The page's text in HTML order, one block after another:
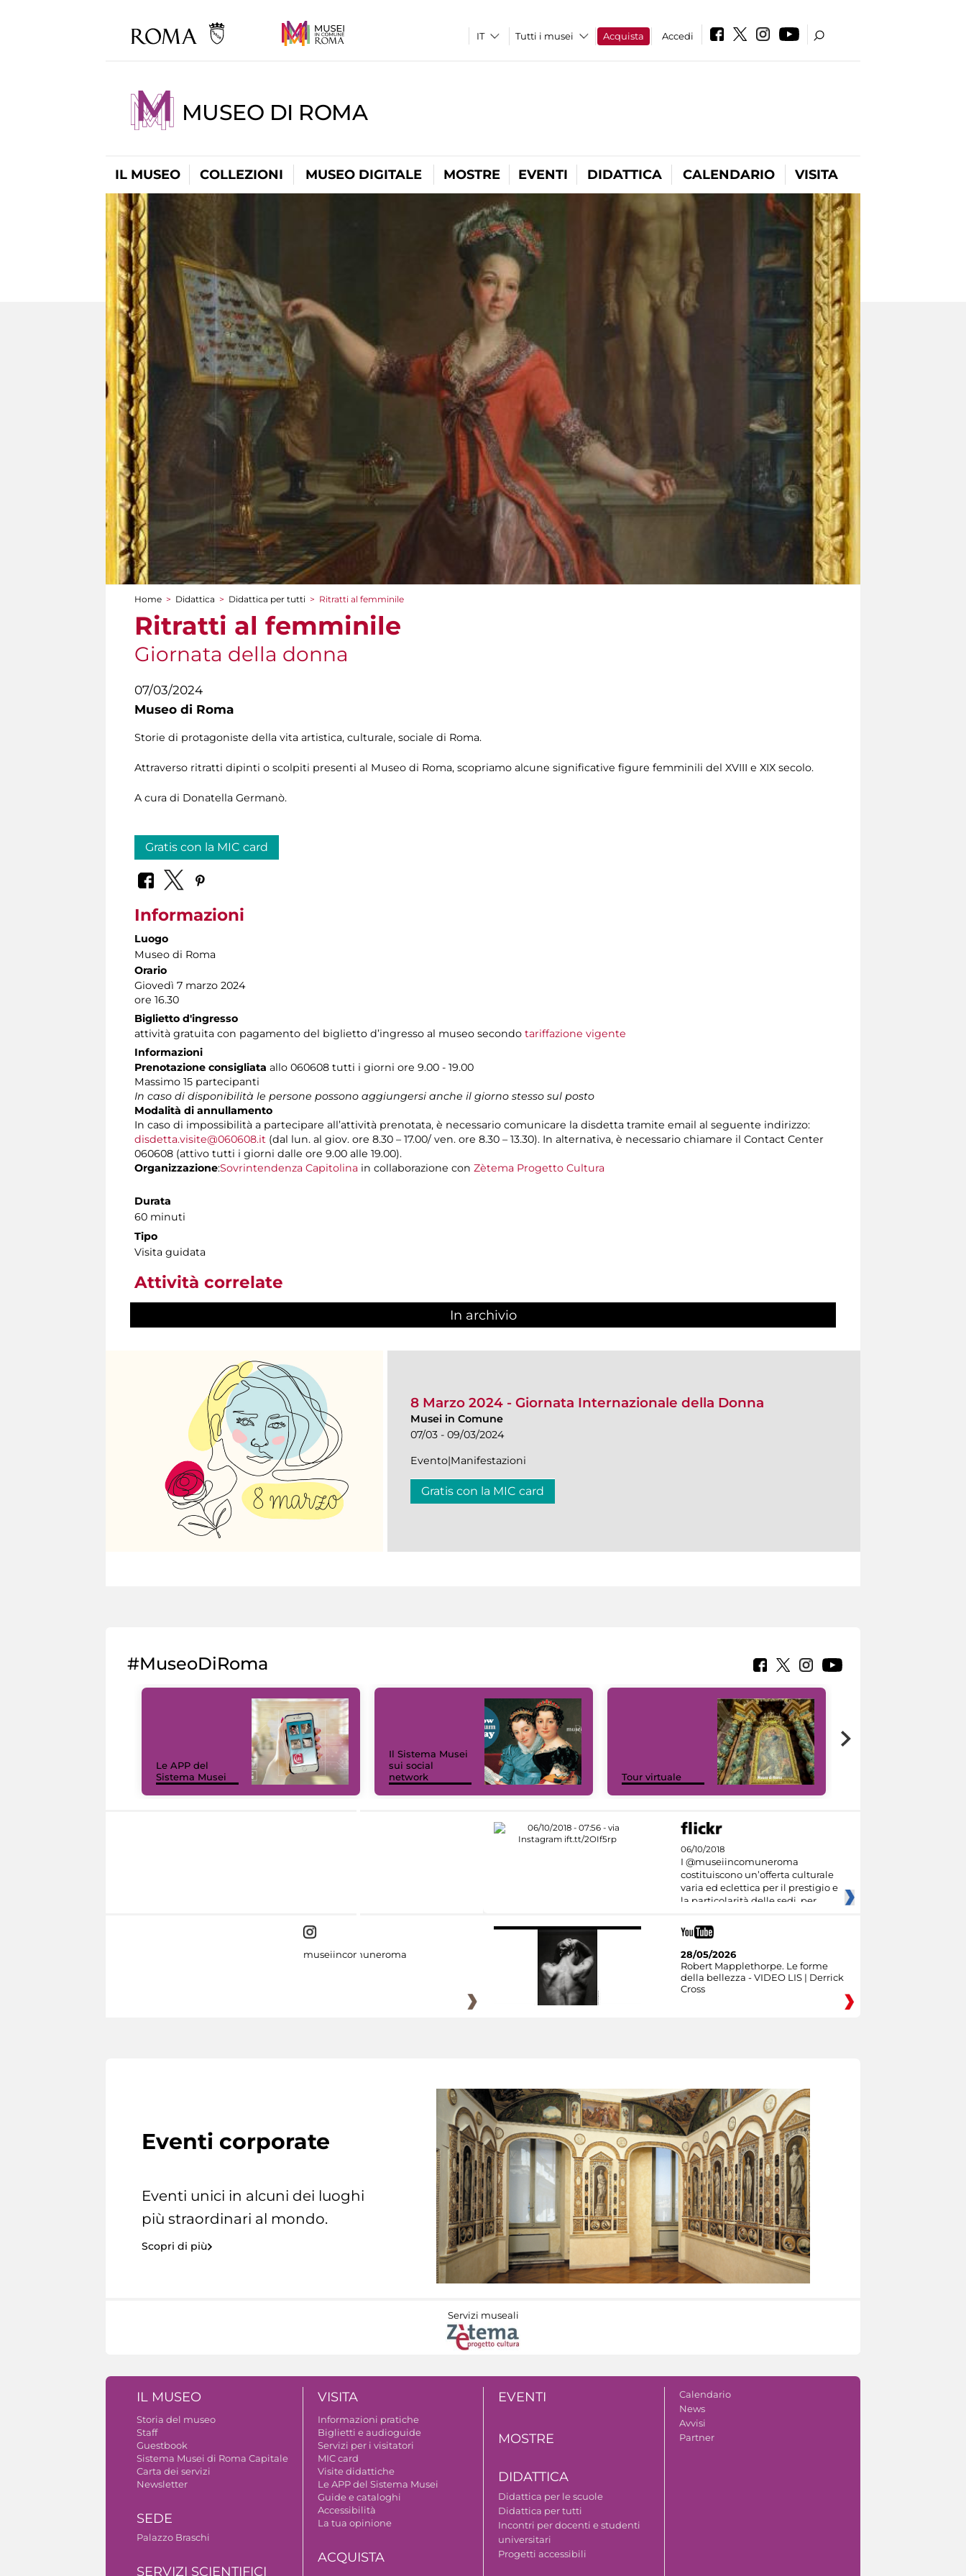
Tutti i musei Acquista Accedi
MUSEO DI ROMA
IL MUSEO COLLEZIONI MUSEO DIGITALE MOSTRE EVENTI DIDATTICA CALENDARIO VISITA
Tu sei qui
Home > Didattica > Didattica per tutti > Ritratti al femminile
Ritratti al femminile
Giornata della donna
07/03/2024
Museo di Roma
Storie di protagoniste della vita artistica, culturale, sociale di Roma.
Attraverso ritratti dipinti o scolpiti presenti al Museo di Roma, scopriamo alcune significative figure femminili del XVIII e XIX secolo.
A cura di Donatella Germanò.
Gratis con la MIC card
Informazioni
Luogo
Museo di Roma
Orario
Giovedì 7 marzo 2024
ore 16.30
Biglietto d'ingresso
attività gratuita con pagamento del biglietto d’ingresso al museo secondo tariffazione vigente
Informazioni
Prenotazione consigliata allo 060608 tutti i giorni ore 9.00 - 19.00
Massimo 15 partecipanti
In caso di disponibilità le persone possono aggiungersi anche il giorno stesso sul posto
Modalità di annullamento
In caso di impossibilità a partecipare all’attività prenotata, è necessario comunicare la disdetta tramite email al seguente indirizzo:
disdetta.visite@060608.it (dal lun. al giov. ore 8.30 – 17.00/ ven. ore 8.30 – 13.30). In alternativa, è necessario chiamare il Contact Center
060608 (attivo tutti i giorni dalle ore 9.00 alle 19.00).
Organizzazione:Sovrintendenza Capitolina in collaborazione con Zètema Progetto Cultura
Durata
60 minuti
Tipo
Visita guidata
Attività correlate
In archivio
8 Marzo 2024 - Giornata Internazionale della Donna
Musei in Comune
07/03 - 09/03/2024
Evento|Manifestazioni
Gratis con la MIC card
#MuseoDiRoma
Le APP del
Sistema Musei
Il Sistema Musei
sui social
network
Tour virtuale
06/10/2018
I @museiincomuneroma
costituiscono un’offerta culturale
varia ed eclettica per il prestigio e
la particolarità delle sedi, per
museiincomuneroma
28/05/2026
Robert Mapplethorpe. Le forme
della bellezza - VIDEO LIS | Derrick
Cross
Eventi corporate
Eventi unici in alcuni dei luoghi
più straordinari al mondo.
Scopri di più
Servizi museali
IL MUSEO
Storia del museo
Staff
Guestbook
Sistema Musei di Roma Capitale
Carta dei servizi
Newsletter
SEDE
Palazzo Braschi
SERVIZI SCIENTIFICI
VISITA
Informazioni pratiche
Biglietti e audioguide
Servizi per i visitatori
MIC card
Visite didattiche
Le APP del Sistema Musei
Guide e cataloghi
Accessibilità
La tua opinione
ACQUISTA
EVENTI
MOSTRE
DIDATTICA
Didattica per le scuole
Didattica per tutti
Incontri per docenti e studenti
universitari
Progetti accessibili
Calendario
News
Avvisi
Partner